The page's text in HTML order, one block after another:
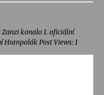
Zanzi konalo 1. oficiální
Humpolák Post Views: 1